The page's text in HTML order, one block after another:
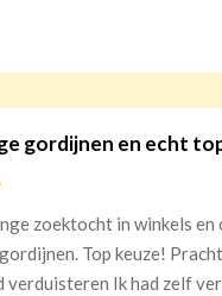
en echt top
in winkels en online
Top keuze! Prachtigs
Ik had zelf verkeerd...